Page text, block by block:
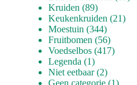
Kruiden 8989
producten
Keukenkruiden 2121
Moestuin 344344
producten
Fruitbomen 5656
Voedselbos 417417
Legenda 11
product
Niet eetbaar 22
producten
Geen categorie 11